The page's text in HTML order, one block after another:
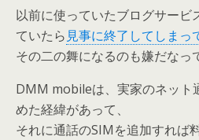
以前に使っていたブログサービ
ていたら 見事に終了してしまっ
その二の舞になるのも嫌だなっ
DMM mobileは、実家のネット
めた経緯があって、
それに通話のSIMを追加すれば